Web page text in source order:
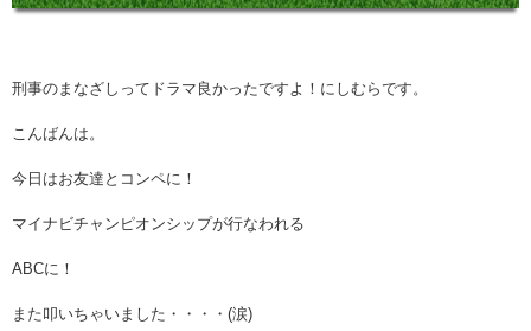
刑事のまなざしってドラマ良かったですよ！にしむらです。
こんばんは。
今日はお友達とコンペに！
マイナビチャンピオンシップが行なわれる
ABCに！
また叩いちゃいました・・・・(涙)